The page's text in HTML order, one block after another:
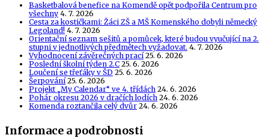
Basketbalová benefice na Komendě opět podpořila Centrum pro
všechny 4. 7. 2026
Cesta za kostičkami: Žáci ZŠ a MŠ Komenského dobyli německý
Legoland! 4. 7. 2026
Orientační seznam sešitů a pomůcek, které budou vyučující na 2.
stupni v jednotlivých předmětech vyžadovat. 4. 7. 2026
Vyhodnocení závěrečných prací 25. 6. 2026
Poslední školní týden 2.C 25. 6. 2026
Loučení se třeťáky v ŠD 25. 6. 2026
Šerpování 25. 6. 2026
Projekt „My Calendar“ ve 4. třídách 24. 6. 2026
Pohár okresu 2026 v dračích lodích 24. 6. 2026
Komenda roztančila celý dvůr 24. 6. 2026
Informace a podrobnosti